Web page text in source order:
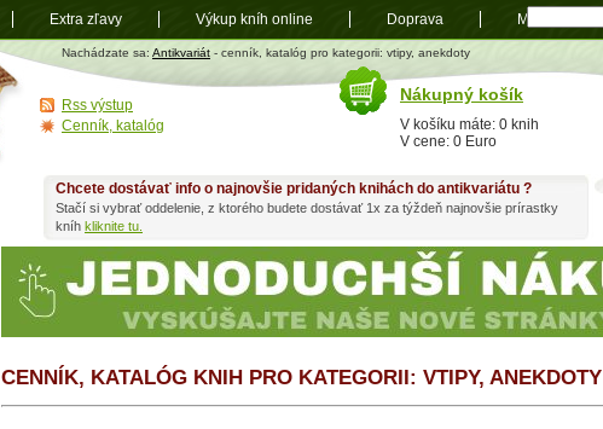
Antikvariát
shop.sk
Nachádzate sa: Antikvariát - cenník, katalóg pro kategorii: vtipy, anekdoty
CENNÍK, KATALÓG KNIH PRO KATEGORII: VTIPY, ANEKDOTY
Chcete dostávať info o najnovšie pridaných knihách do antikvariátu ?
Stačí si vybrať oddelenie, z ktorého budete dostávať 1x za týždeň najnovšie prírastky
kníh kliknite tu.
Nákupný košík
V košíku máte: 0 knih
V cene: 0 Euro
Rss výstup
Cenník, katalóg
Extra zľavy Výkup kníh online Doprava Mapa